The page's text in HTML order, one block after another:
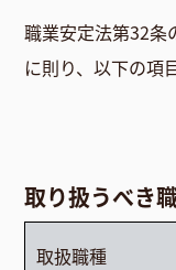
職業安定法第32条
に則り、以下の項
取り扱うべき
取扱職種